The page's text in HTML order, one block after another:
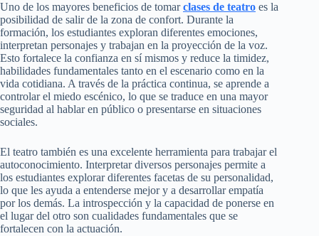
Uno de los mayores beneficios de tomarclases de teatro es la
posibilidad de salir de la zona de confort. Durante la
formación, los estudiantes exploran diferentes emociones,
interpretan personajes y trabajan en la proyección de la voz.
Esto fortalece la confianza en sí mismos y reduce la timidez,
habilidades fundamentales tanto en el escenario como en la
vida cotidiana. A través de la práctica continua, se aprende a
controlar el miedo escénico, lo que se traduce en una mayor
seguridad al hablar en público o presentarse en situaciones
sociales.
El teatro también es una excelente herramienta para trabajar el
autoconocimiento. Interpretar diversos personajes permite a
los estudiantes explorar diferentes facetas de su personalidad,
lo que les ayuda a entenderse mejor y a desarrollar empatía
por los demás. La introspección y la capacidad de ponerse en
el lugar del otro son cualidades fundamentales que se
fortalecen con la actuación.